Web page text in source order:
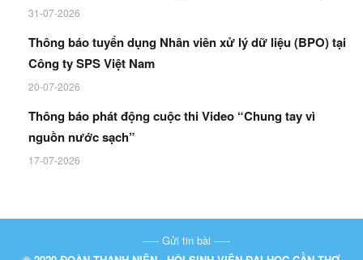
31-07-2026
Thông báo tuyển dụng Nhân viên xử lý dữ liệu (BPO) tại
Công ty SPS Việt Nam
20-07-2026
Thông báo phát động cuộc thi Video “Chung tay vì
nguồn nước sạch”
17-07-2026
----- Gửi tin bài -----